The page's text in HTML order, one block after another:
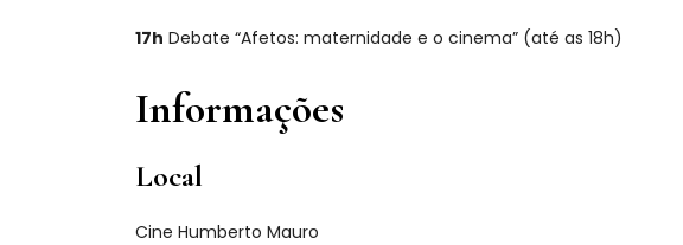
17h Debate “Afetos: maternidade e o cinema” (até as 18h)
Informações
Local
Cine Humberto Mauro